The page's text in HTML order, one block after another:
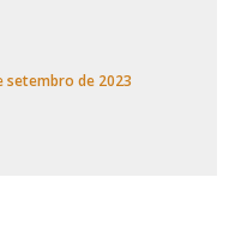
setembro de 2023